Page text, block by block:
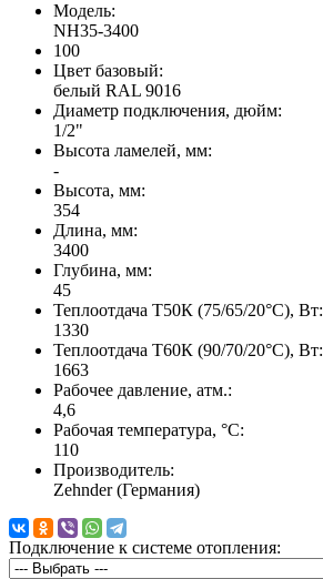
Модель:
NH35-3400
100
Цвет базовый:
белый RAL 9016
Диаметр подключения, дюйм:
1/2"
Высота ламелей, мм:
-
Высота, мм:
354
Длина, мм:
3400
Глубина, мм:
45
Теплоотдача Т50К (75/65/20°C), Вт:
1330
Теплоотдача Т60К (90/70/20°C), Вт:
1663
Рабочее давление, атм.:
4,6
Рабочая температура, °C:
110
Производитель:
Zehnder (Германия)
Подключение к системе отопления: